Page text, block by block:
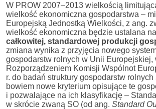
W PROW 2007–2013 wielkością
wielkość ekonomiczna gospodarstwa –
Europejską Jednostką Wielkości, z ang.
wielkość ekonomiczna będzie ustalana
całkowitej, standardowej produkcji
zmiana wynika z przyjęcia nowego
gospodarstw rolnych w Unii Europejskiej,
Rozporządzeniem Komisji Wspólnot
r. do badań struktury gospodarstw
bowiem nowe kryterium opisujące te
i pozwalające na ich klasyfikację –
w skrócie zwaną SO (od ang. Standard